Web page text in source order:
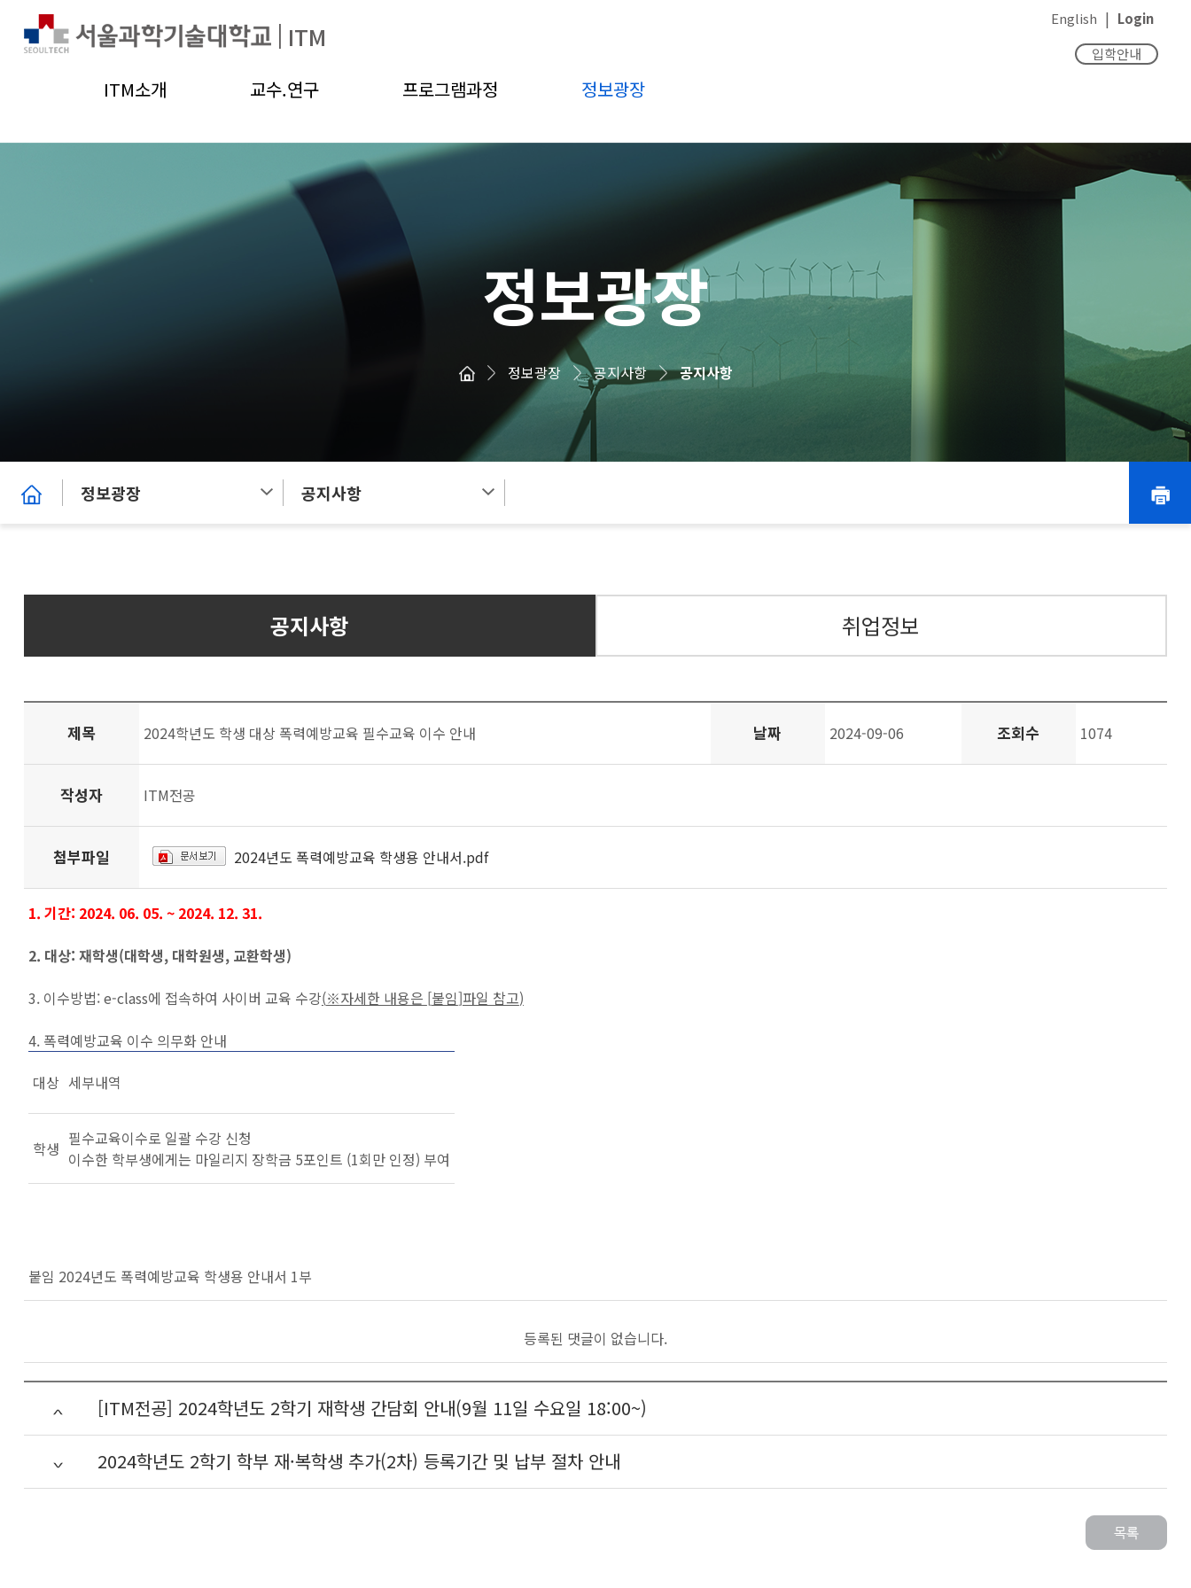
English | Login
| ITM
입학안내
ITM소개 교수.연구 프로그램과정 정보광장
정보광장
정보광장 공지사항 공지사항
정보광장 공지사항
공지사항 취업정보
제목 2024학년도 학생 대상 폭력예방교육 필수교육 이수 안내 날짜 2024-09-06 조회수 1074
작성자 ITM전공
첨부파일 2024년도 폭력예방교육 학생용 안내서.pdf
1. 기간: 2024. 06. 05. ~ 2024. 12. 31.
2. 대상: 재학생(대학생, 대학원생, 교환학생)
3. 이수방법: e-class에 접속하여 사이버 교육 수강(※자세한 내용은 [붙임]파일 참고)
4. 폭력예방교육 이수 의무화 안내
대상 세부내역
학생 필수교육이수로 일괄 수강 신청
이수한 학부생에게는 마일리지 장학금 5포인트 (1회만 인정) 부여
붙임 2024년도 폭력예방교육 학생용 안내서 1부
등록된 댓글이 없습니다.
[ITM전공] 2024학년도 2학기 재학생 간담회 안내(9월 11일 수요일 18:00~)
2024학년도 2학기 학부 재·복학생 추가(2차) 등록기간 및 납부 절차 안내